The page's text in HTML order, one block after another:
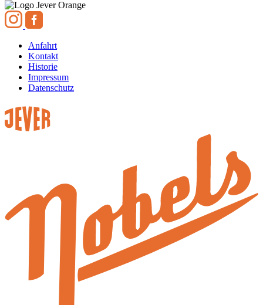
Anfahrt
Kontakt
Historie
Impressum
Datenschutz